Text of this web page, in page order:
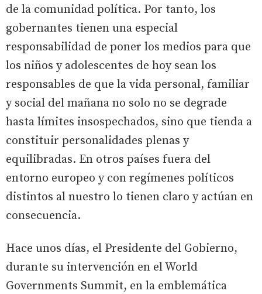
de la comunidad política. Por tanto, los
gobernantes tienen una especial
responsabilidad de poner los medios para que
los niños y adolescentes de hoy sean los
responsables de que la vida personal, familiar
y social del mañana no solo no se degrade
hasta límites insospechados, sino que tienda a
constituir personalidades plenas y
equilibradas. En otros países fuera del
entorno europeo y con regímenes políticos
distintos al nuestro lo tienen claro y actúan en
consecuencia.
Hace unos días, el Presidente del Gobierno,
durante su intervención en el World
Governments Summit, en la emblemática